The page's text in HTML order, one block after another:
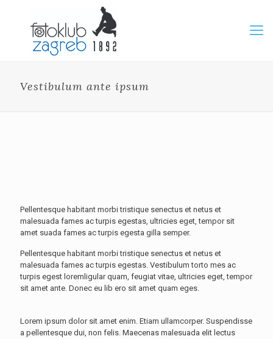
Vestibulum ante ipsum
Pellentesque habitant morbi tristique senectus et netus et
malesuada fames ac turpis egestas, ultricies eget, tempor sit
amet suada fames ac turpis egesta gilla semper.
Pellentesque habitant morbi tristique senectus et netus et
malesuada fames ac turpis egestas. Vestibulum torto mes ac
turpis egest loremligular quam, feugiat vitae, ultricies eget, tempor
sit amet ante. Donec eu lib ero sit amet quam eges.
Lorem ipsum dolor sit amet enim. Etiam ullamcorper. Suspendisse
a pellentesque dui, non felis. Maecenas malesuada elit lectus